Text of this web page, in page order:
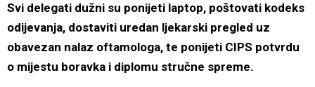
Svi delegati dužni su ponijeti laptop, poštovati kodeks
odijevanja, dostaviti uredan ljekarski pregled uz
obavezan nalaz oftamologa, te ponijeti CIPS potvrdu
o mijestu boravka i diplomu stručne spreme.